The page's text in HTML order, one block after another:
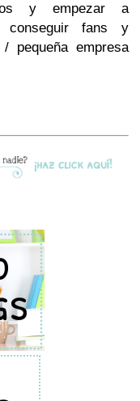
y empezar a
fans y
pequeña empresa